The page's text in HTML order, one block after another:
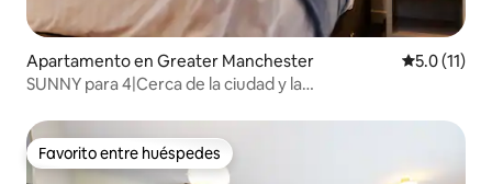
Apartamento en Greater Manchester Calificación
5.0 (11)
SUNNY para 4|Cerca de la ciudad y la
Favorito entre huéspedes
Favorito entre huéspedes